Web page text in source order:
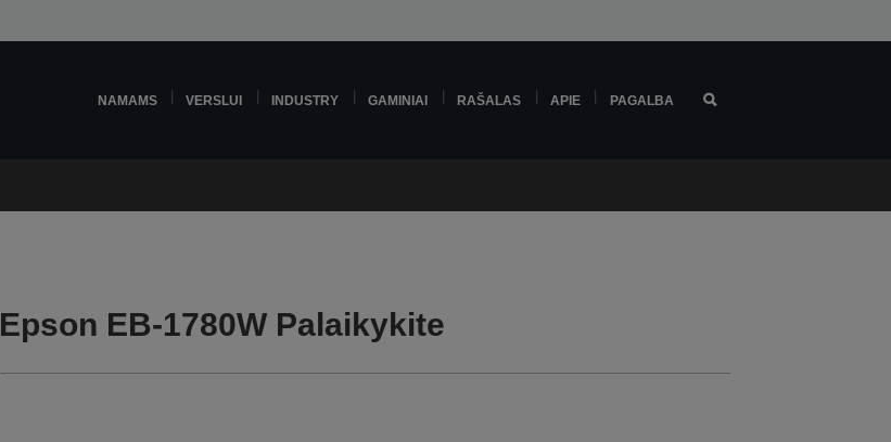
NAMAMS VERSLUI INDUSTRY GAMINIAI RAŠALAS APIE PAGALBA
Epson EB-1780W Palaikykite